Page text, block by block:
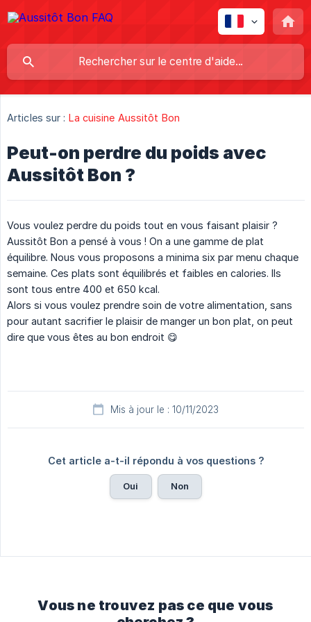
Articles sur : La cuisine Aussitôt Bon
Peut-on perdre du poids avec
Aussitôt Bon ?
Vous voulez perdre du poids tout en vous faisant plaisir ?
Aussitôt Bon a pensé à vous ! On a une gamme de plat
équilibre. Nous vous proposons a minima six par menu chaque
semaine. Ces plats sont équilibrés et faibles en calories. Ils
sont tous entre 400 et 650 kcal.
Alors si vous voulez prendre soin de votre alimentation, sans
pour autant sacrifier le plaisir de manger un bon plat, on peut
dire que vous êtes au bon endroit 😋
Mis à jour le : 10/11/2023
Cet article a-t-il répondu à vos questions ?
Oui Non
Vous ne trouvez pas ce que vous